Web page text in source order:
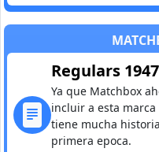
Regulars
Ya que Matchbox
incluir a esta
tiene mucha
primera epoca.